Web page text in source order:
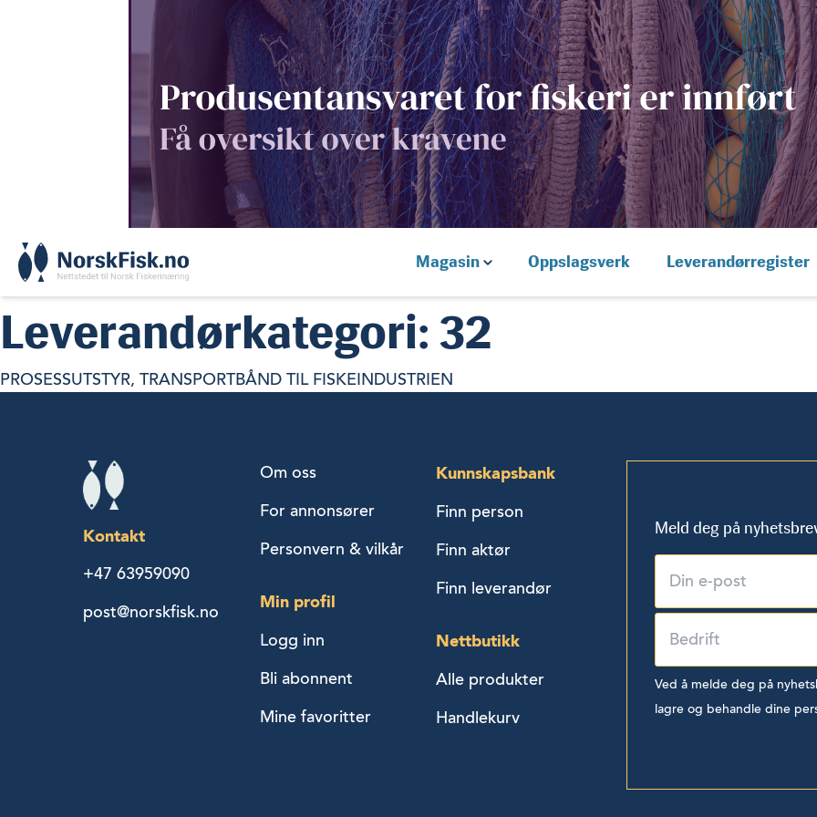
Magasin Oppslagsverk Leverandørregister
Leverandørkategori: 32
PROSESSUTSTYR, TRANSPORTBÅND TIL FISKEINDUSTRIEN
Kontakt
+47 63959090
post@norskfisk.no
Om oss
For annonsører
Personvern & vilkår
Min profil
Logg inn
Bli abonnent
Mine favoritter
Kunnskapsbank
Finn person
Finn aktør
Finn leverandør
Nettbutikk
Alle produkter
Handlekurv
Meld deg på
Ved å melde deg på
lagre og behandle dine